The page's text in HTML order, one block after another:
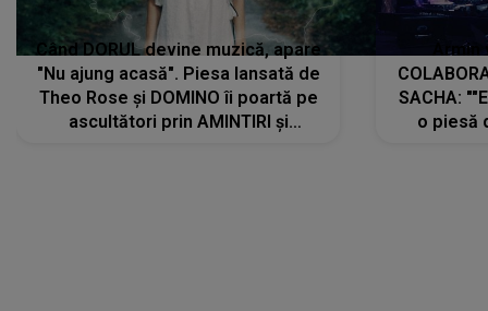
Când DORUL devine muzică, apare
"Nu ajung acasă". Piesa lansată de
Theo Rose și DOMINO îi poartă pe
ascultători prin AMINTIRI și
SACHA:
o piesă